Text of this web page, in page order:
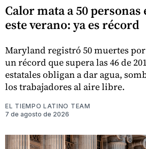
Calor mata a 50
este verano: ya es récord
Maryland registró 50 muertes
un récord que supera las 46 de
estatales obligan a dar agua,
los trabajadores al aire libre.
EL TIEMPO LATINO TEAM
7 de agosto de 2026